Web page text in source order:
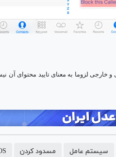
و خارجی لزوما به معنای تایید محتوای
سیستم عامل مسدود کردن